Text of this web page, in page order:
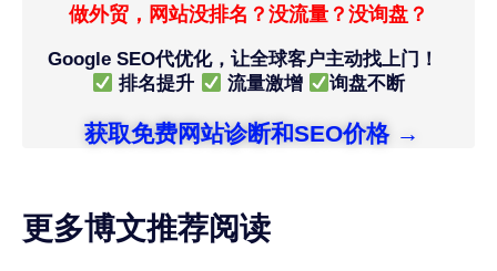
做外贸，网站没排名？没流量？没询盘？
Google SEO代优化，让全球客户主动找上门！
排名提升
流量激增 询盘不断
获取免费网站诊断和SEO价格 →
更多博文推荐阅读